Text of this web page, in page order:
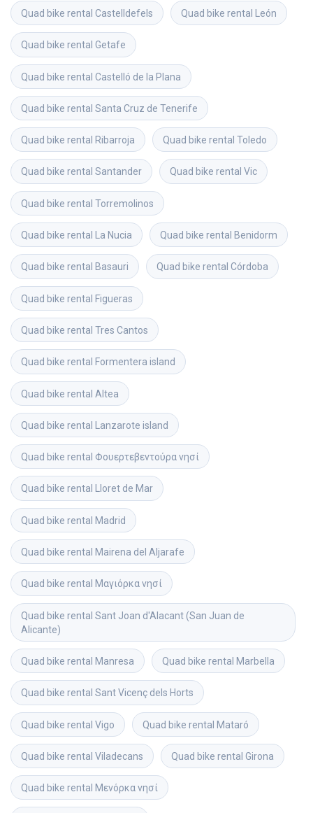
Quad bike rental Castelldefels Quad bike rental León
Quad bike rental Getafe
Quad bike rental Castelló de la Plana
Quad bike rental Santa Cruz de Tenerife
Quad bike rental Ribarroja Quad bike rental Toledo
Quad bike rental Santander Quad bike rental Vic
Quad bike rental Torremolinos
Quad bike rental La Nucia Quad bike rental Benidorm
Quad bike rental Basauri Quad bike rental Córdoba
Quad bike rental Figueras
Quad bike rental Tres Cantos
Quad bike rental Formentera island
Quad bike rental Altea
Quad bike rental Lanzarote island
Quad bike rental Φουερτεβεντούρα νησί
Quad bike rental Lloret de Mar
Quad bike rental Madrid
Quad bike rental Mairena del Aljarafe
Quad bike rental Μαγιόρκα νησί
Quad bike rental Sant Joan d'Alacant (San Juan de
Alicante)
Quad bike rental Manresa Quad bike rental Marbella
Quad bike rental Sant Vicenç dels Horts
Quad bike rental Vigo Quad bike rental Mataró
Quad bike rental Viladecans Quad bike rental Girona
Quad bike rental Μενόρκα νησί